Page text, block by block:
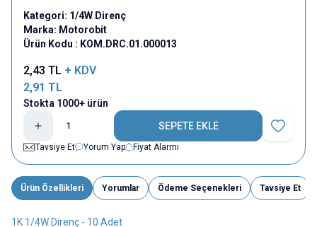
Kategori: 1/4W Direnç
Marka: Motorobit
Ürün Kodu : KOM.DRC.01.000013
2,43 TL + KDV
2,91 TL
Stokta 1000+ ürün
SEPETE EKLE
Favoriye
Tavsiye Et
Yorum Yap Fiyat Alarmı
Ürün Özellikleri Yorumlar Ödeme Seçenekleri Tavsiye Et
1K 1/4W Direnç - 10 Adet